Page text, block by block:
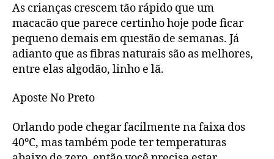
As crianças crescem tão rápido que um
macacão que parece certinho hoje pode ficar
pequeno demais em questão de semanas. Já
adianto que as fibras naturais são as melhores,
entre elas algodão, linho e lã.
Aposte No Preto
Orlando pode chegar facilmente na faixa dos
40ºC, mas também pode ter temperaturas